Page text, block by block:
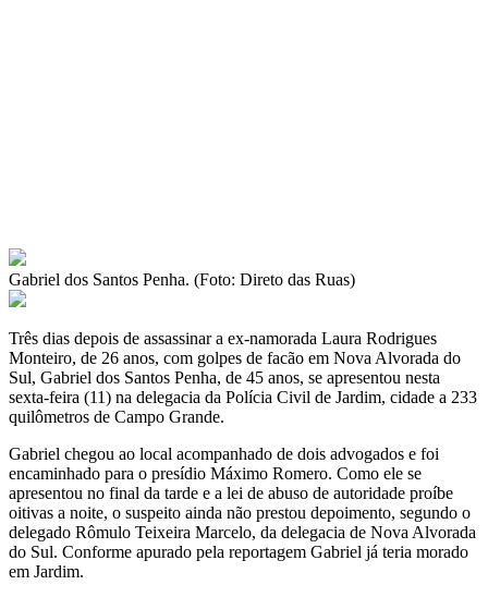
Gabriel dos Santos Penha. (Foto: Direto das Ruas)
Três dias depois de assassinar a ex-namorada Laura Rodrigues
Monteiro, de 26 anos, com golpes de facão em Nova Alvorada do
Sul, Gabriel dos Santos Penha, de 45 anos, se apresentou nesta
sexta-feira (11) na delegacia da Polícia Civil de Jardim, cidade a 233
quilômetros de Campo Grande.
Gabriel chegou ao local acompanhado de dois advogados e foi
encaminhado para o presídio Máximo Romero. Como ele se
apresentou no final da tarde e a lei de abuso de autoridade proíbe
oitivas a noite, o suspeito ainda não prestou depoimento, segundo o
delegado Rômulo Teixeira Marcelo, da delegacia de Nova Alvorada
do Sul. Conforme apurado pela reportagem Gabriel já teria morado
em Jardim.